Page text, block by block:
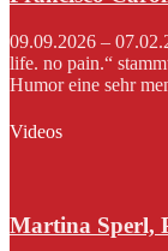
09.09.2026 –
life. no pain.“
Humor eine sehr
Videos
Martina Sperl,